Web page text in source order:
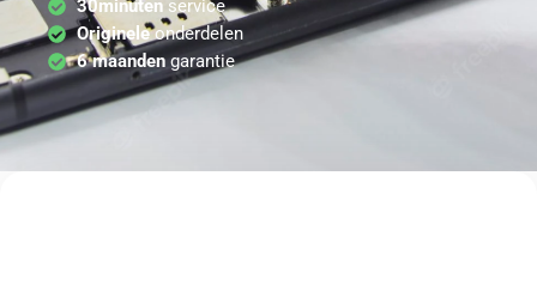
30minutenservice
Origineleonderdelen
6 maandengarantie